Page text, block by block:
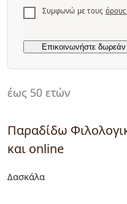
έως 50 ετών
Παραδίδω
και online
Δασκάλα
Συμφωνώ με τους